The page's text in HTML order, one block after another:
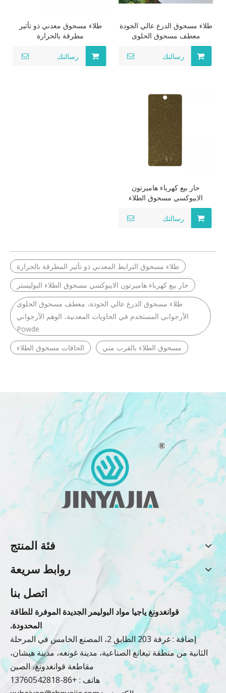
طلاء مسحوق الدرع عالي الجودة
معطف مسحوق الحلوى
الأرجواني المستخدم في
الحاويات المعدنية معطف
مسحوق أرجواني الوهم
رسالتك
طلاء مسحوق معدني ذو تأثير
مطرقة بالحرارة
رسالتك
حار بيع كهرباء هاميرتون
الايبوكسي مسحوق الطلاء
رسالتك
طلاء مسحوق الترابط المعدني ذو تأثير المطرقة بالحرارة
حار بيع كهرباء هاميرتون الايبوكسي مسحوق الطلاء البوليستر
طلاء مسحوق الدرع عالي الجودة، معطف مسحوق الحلوى
الأرجواني المستخدم في الحاويات المعدنية، الوهم الأرجواني
Powde
الحافات مسحوق الطلاء
مسحوق الطلاء بالقرب مني
فئة المنتج
روابط سريعة
اتصل بنا
قوانغدونغ ياجيا مواد البوليمر الجديدة الموفرة للطاقة
المحدودة.
إضافة : غرفة 203 الطابق 2، المصنع الخامس في المرحلة
الثانية من منطقة تيغانغ الصناعية، مدينة غونغه، مدينة هيشان،
مقاطعة قوانغدونغ، الصين
هاتف : +86-13760542818